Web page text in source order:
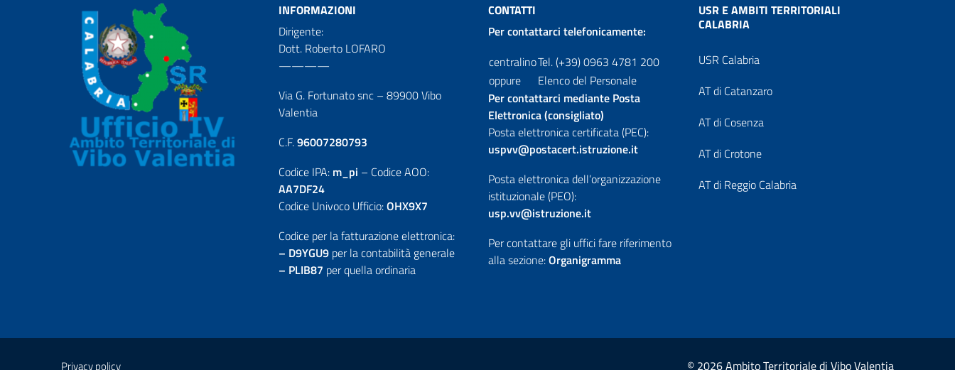
INFORMAZIONI
Dirigente:
Dott. Roberto LOFARO
————
Via G. Fortunato snc – 89900 Vibo
Valentia
C.F.96007280793
Codice IPA: m_pi – Codice AOO:
AA7DF24
Codice Univoco Ufficio:OHX9X7
Codice per la fatturazione elettronica:
– D9YGU9per la contabilità generale
– PLIB87 per quella ordinaria
CONTATTI
Per contattarci telefonicamente:
centralinoTel. (+39) 0963 4781 200
oppure
Elenco del Personale
Per contattarci mediante Posta
Elettronica (consigliato)
Posta elettronica certificata (PEC):
uspvv@postacert.istruzione.it
Posta elettronica dell’organizzazione
istituzionale (PEO):
usp.vv@istruzione.it
Per contattare gli uffici fare riferimento
alla sezione:Organigramma
USR E AMBITI TERRITORIALI
CALABRIA
USR Calabria
AT di Catanzaro
AT di Cosenza
AT di Crotone
AT di Reggio Calabria
Privacy policy © 2026 Ambito Territoriale di Vibo Valentia